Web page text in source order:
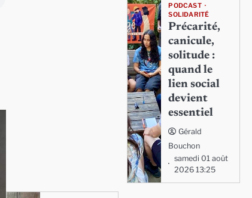
PODCAST
SOLIDARITÉ
Précarité,
canicule,
solitude :
quand le
lien social
devient
essentiel
Gérald
Bouchon
samedi 01 août
2026 13:25